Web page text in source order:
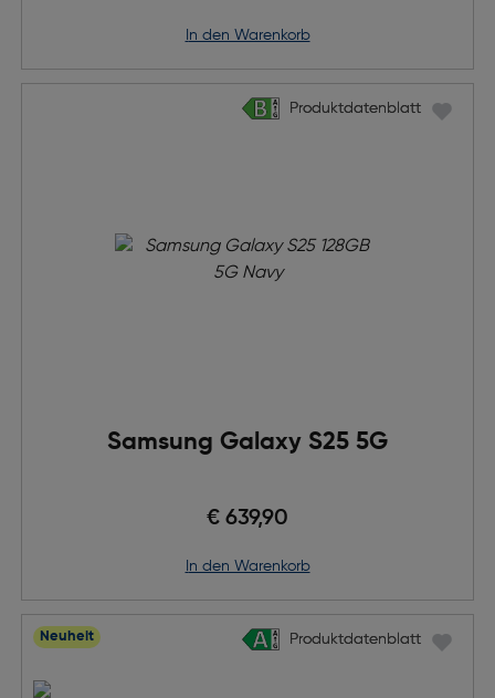
in den Warenkorb
Produktdatenblatt
Samsung Galaxy S25 5G
€ 639,90
Produktdatenblatt
in den Warenkorb
Produktdatenblatt
Produktdatenblatt
Neuheit